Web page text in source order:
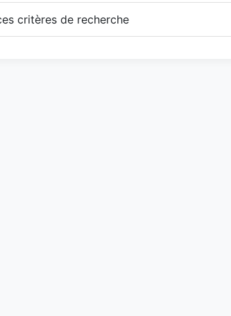
critères de recherche